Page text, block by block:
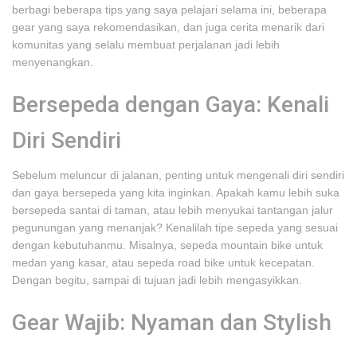
berbagi beberapa tips yang saya pelajari selama ini, beberapa
gear yang saya rekomendasikan, dan juga cerita menarik dari
komunitas yang selalu membuat perjalanan jadi lebih
menyenangkan.
Bersepeda dengan Gaya: Kenali
Diri Sendiri
Sebelum meluncur di jalanan, penting untuk mengenali diri sendiri
dan gaya bersepeda yang kita inginkan. Apakah kamu lebih suka
bersepeda santai di taman, atau lebih menyukai tantangan jalur
pegunungan yang menanjak? Kenalilah tipe sepeda yang sesuai
dengan kebutuhanmu. Misalnya, sepeda mountain bike untuk
medan yang kasar, atau sepeda road bike untuk kecepatan.
Dengan begitu, sampai di tujuan jadi lebih mengasyikkan.
Gear Wajib: Nyaman dan Stylish